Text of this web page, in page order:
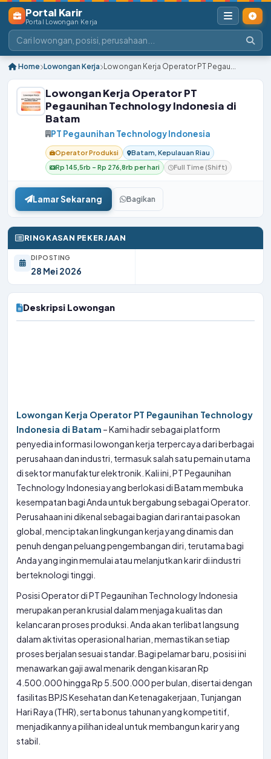
Portal Karir
Portal Lowongan Kerja
Home Lowongan Kerja Lowongan Kerja Operator PT Pegau...
Lowongan Kerja Operator PT
Pegaunihan Technology Indonesia di
Batam
PT Pegaunihan Technology Indonesia
Operator Produksi
Batam, Kepulauan Riau
Rp 145,5rb – Rp 276,8rb per hari
Full Time (Shift)
Lamar Sekarang Bagikan
RINGKASAN PEKERJAAN
DIPOSTING
28 Mei 2026
Deskripsi Lowongan
Lowongan Kerja Operator PT Pegaunihan Technology
Indonesia di Batam – Kami hadir sebagai platform
penyedia informasi lowongan kerja terpercaya dari berbagai
perusahaan dan industri, termasuk salah satu pemain utama
di sektor manufaktur elektronik. Kali ini, PT Pegaunihan
Technology Indonesia yang berlokasi di Batam membuka
kesempatan bagi Anda untuk bergabung sebagai Operator.
Perusahaan ini dikenal sebagai bagian dari rantai pasokan
global, menciptakan lingkungan kerja yang dinamis dan
penuh dengan peluang pengembangan diri, terutama bagi
Anda yang ingin memulai atau melanjutkan karir di industri
berteknologi tinggi.
Posisi Operator di PT Pegaunihan Technology Indonesia
merupakan peran krusial dalam menjaga kualitas dan
kelancaran proses produksi. Anda akan terlibat langsung
dalam aktivitas operasional harian, memastikan setiap
proses berjalan sesuai standar. Bagi pelamar baru, posisi ini
menawarkan gaji awal menarik dengan kisaran Rp
4.500.000 hingga Rp 5.500.000 per bulan, disertai dengan
fasilitas BPJS Kesehatan dan Ketenagakerjaan, Tunjangan
Hari Raya (THR), serta bonus tahunan yang kompetitif,
menjadikannya pilihan ideal untuk membangun karir yang
stabil.